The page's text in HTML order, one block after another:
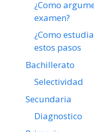
¿Como
examen?
¿Como
estos pasos
Bachillerato
Selectividad
Secundaria
Diagnostico